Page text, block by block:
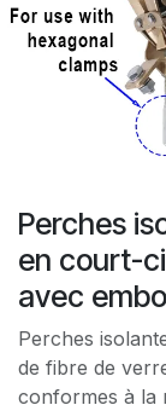
Perches
en court-
avec
Perches
de fibre de
conformes à la